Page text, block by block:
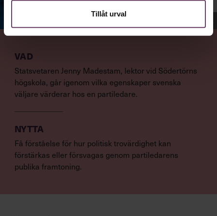
Tillåt urval
VAD
Statsvetaren Jenny Madestam, lektor vid Södertörns
högskola, går igenom vilka egenskaper svenska
väljare värderar hos en partiledare.
NYTTA
Få förståelse för hur politisk trovärdighet kan
förstärkas eller försvagas genom partiledarens
publika framtoning.